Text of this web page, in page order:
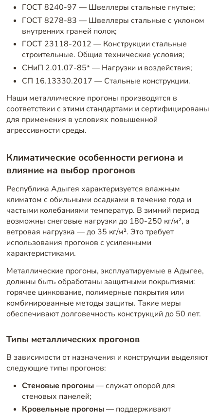
ГОСТ 8240-97 — Швеллеры стальные гнутые;
ГОСТ 8278-83 — Швеллеры стальные с уклоном
внутренних граней полок;
ГОСТ 23118-2012 — Конструкции стальные
строительные. Общие технические условия;
СНиП 2.01.07-85* — Нагрузки и воздействия;
СП 16.13330.2017 — Стальные конструкции.
Наши металлические прогоны производятся в
соответствии с этими стандартами и сертифицированы
для применения в условиях повышенной
агрессивности среды.
Климатические особенности региона и
влияние на выбор прогонов
Республика Адыгея характеризуется влажным
климатом с обильными осадками в течение года и
частыми колебаниями температур. В зимний период
возможны снеговые нагрузки до 180-250 кг/м², а
ветровая нагрузка — до 35 кг/м². Это требует
использования прогонов с усиленными
характеристиками.
Металлические прогоны, эксплуатируемые в Адыгее,
должны быть обработаны защитными покрытиями:
горячее цинкование, полимерные покрытия или
комбинированные методы защиты. Такие меры
обеспечивают долговечность конструкций до 50 лет.
Типы металлических прогонов
В зависимости от назначения и конструкции выделяют
следующие типы прогонов:
Стеновые прогоны— служат опорой для
стеновых панелей;
Кровельные прогоны— поддерживают